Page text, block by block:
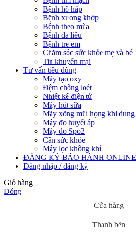
Bệnh hô hấp
Bệnh xương khớp
Bệnh theo mùa
Bệnh da liễu
Bệnh trẻ em
Chăm sóc sức khỏe mẹ và bé
Tin khuyến mại
Tư vấn tiêu dùng
Máy tạo oxy
Đệm chống loét
Nhiệt kế điện tử
Máy hút sữa
Máy xông mũi họng khí dung
Máy đo huyết áp
Máy đo Spo2
Cân sức khỏe
Máy lọc không khí
ĐĂNG KÝ BẢO HÀNH ONLINE
Đăng nhập / đăng ký
Giỏ hàng
Đóng
Cửa hàng
Thanh bên